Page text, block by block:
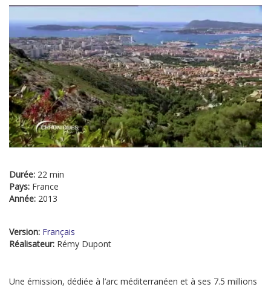
Durée: 22 min
Pays: France
Année: 2013
Version: Français
Réalisateur: Rémy Dupont
Une émission, dédiée à l’arc méditerranéen et à ses 7.5 millions